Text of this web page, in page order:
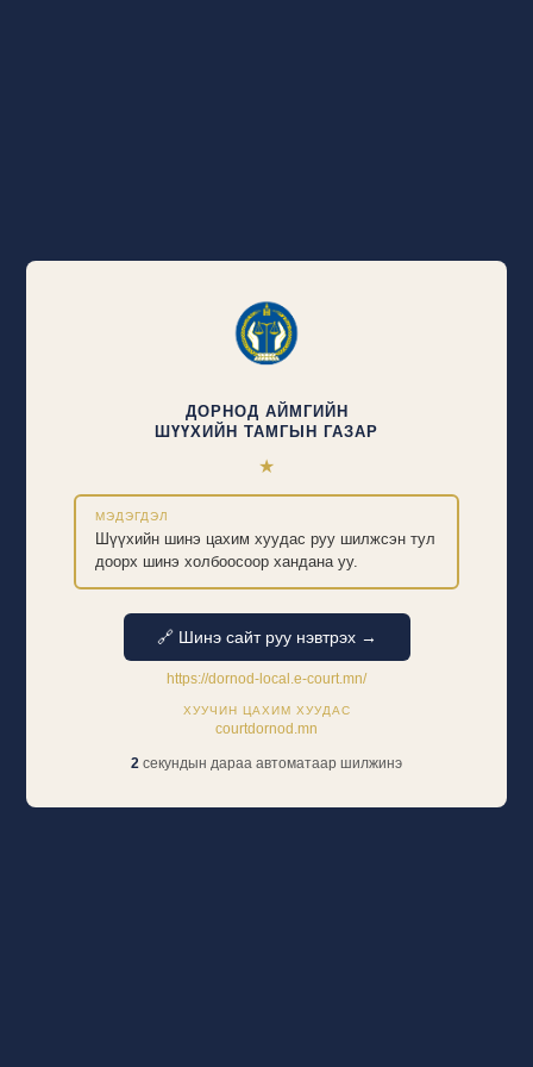
ДОРНОД АЙМГИЙН
ШҮҮХИЙН ТАМГЫН ГАЗАР
★
МЭДЭГДЭЛ
Шүүхийн шинэ цахим хуудас руу шилжсэн тул
доорх шинэ холбоосоор хандана уу.
🔗 Шинэ сайт руу нэвтрэх →
https://dornod-local.e-court.mn/
ХУУЧИН ЦАХИМ ХУУДАС
courtdornod.mn
2 секундын дараа автоматаар шилжинэ